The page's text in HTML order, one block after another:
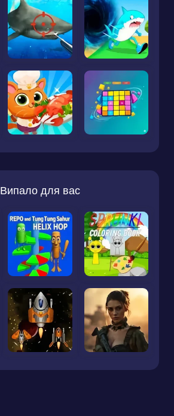
Випало для вас